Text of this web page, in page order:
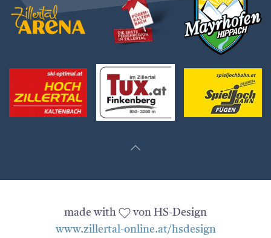
made with
von HS-Design
www.zillertal-online.at/hsdesign